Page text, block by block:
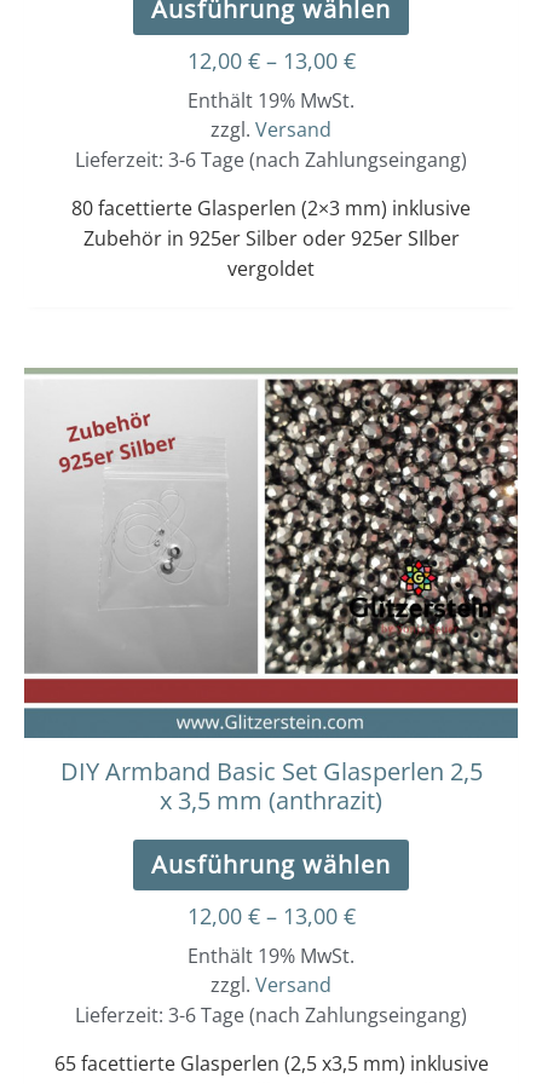
Ausführung wählen
12,00 € – 13,00 €
Enthält 19% MwSt.
zzgl. Versand
Lieferzeit: 3-6 Tage (nach Zahlungseingang)
80 facettierte Glasperlen (2×3 mm) inklusive
Zubehör in 925er Silber oder 925er SIlber
vergoldet
DIY Armband Basic Set Glasperlen 2,5
x 3,5 mm (anthrazit)
Ausführung wählen
Dieses
Produkt
weist
mehrere
Varianten
auf.
Die
Optionen
können
auf
der
werden
12,00 € – 13,00 €
Preisspanne:
12,00 €
bis
13,00 €
Enthält 19% MwSt.
zzgl. Versand
Lieferzeit: 3-6 Tage (nach Zahlungseingang)
65 facettierte Glasperlen (2,5 x3,5 mm) inklusive